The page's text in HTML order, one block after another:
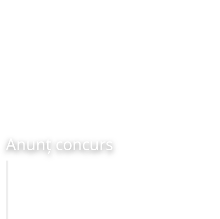
Anunț concurs